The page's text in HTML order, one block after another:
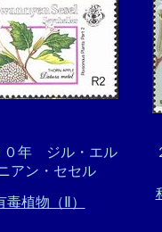
０年 ジル・エル
アン・セセル
毒植物（Ⅱ）